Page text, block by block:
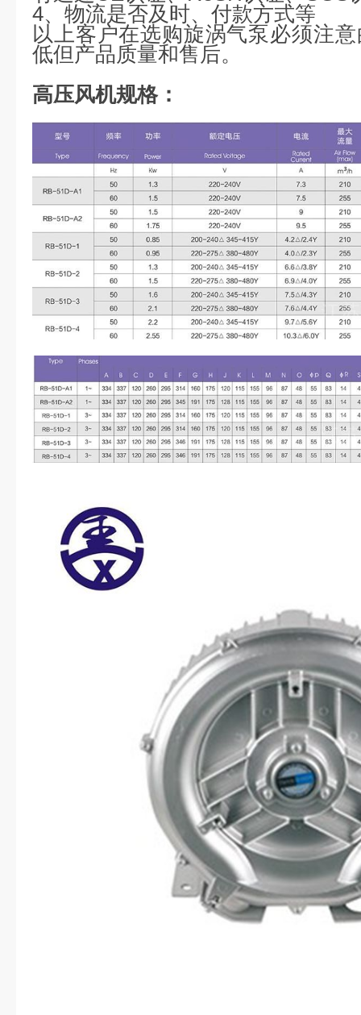
4、物流是否及时、付款方式等
以上客户在选购旋涡气泵必须注
低但产品质量和售后。
高压风机规格：